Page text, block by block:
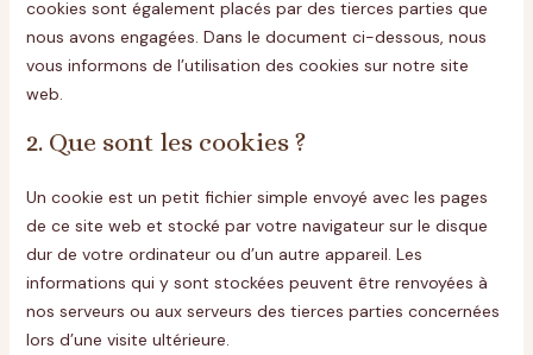
cookies sont également placés par des tierces parties que
nous avons engagées. Dans le document ci-dessous, nous
vous informons de l’utilisation des cookies sur notre site
web.
2. Que sont les cookies ?
Un cookie est un petit fichier simple envoyé avec les pages
de ce site web et stocké par votre navigateur sur le disque
dur de votre ordinateur ou d’un autre appareil. Les
informations qui y sont stockées peuvent être renvoyées à
nos serveurs ou aux serveurs des tierces parties concernées
lors d’une visite ultérieure.